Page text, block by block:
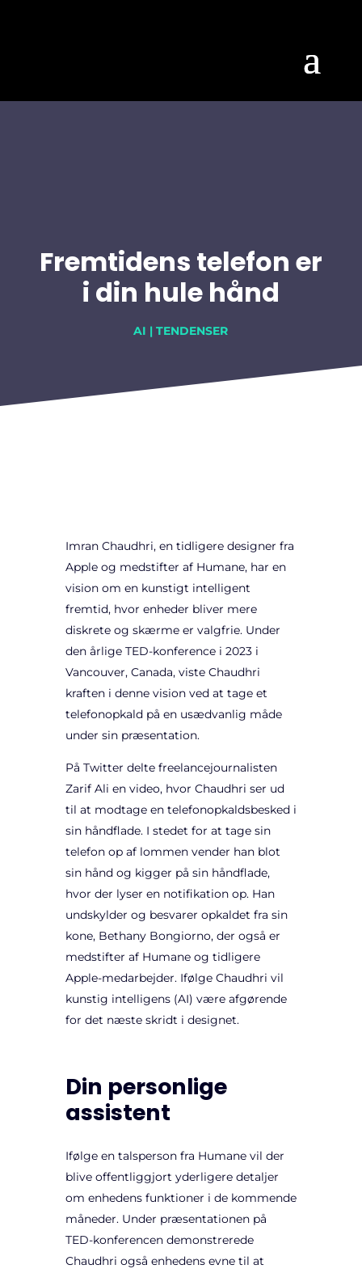
Fremtidens telefon er
i din hule hånd
AI |TENDENSER
Imran Chaudhri, en tidligere designer fra
Apple og medstifter af Humane, har en
vision om en kunstigt intelligent
fremtid, hvor enheder bliver mere
diskrete og skærme er valgfrie. Under
den årlige TED-konference i 2023 i
Vancouver, Canada, viste Chaudhri
kraften i denne vision ved at tage et
telefonopkald på en usædvanlig måde
under sin præsentation.
På Twitter delte freelancejournalisten
Zarif Ali en video, hvor Chaudhri ser ud
til at modtage en telefonopkaldsbesked i
sin håndflade. I stedet for at tage sin
telefon op af lommen vender han blot
sin hånd og kigger på sin håndflade,
hvor der lyser en notifikation op. Han
undskylder og besvarer opkaldet fra sin
kone, Bethany Bongiorno, der også er
medstifter af Humane og tidligere
Apple-medarbejder. Ifølge Chaudhri vil
kunstig intelligens (AI) være afgørende
for det næste skridt i designet.
Din personlige
assistent
Ifølge en talsperson fra Humane vil der
blive offentliggjort yderligere detaljer
om enhedens funktioner i de kommende
måneder. Under præsentationen på
TED-konferencen demonstrerede
Chaudhri også enhedens evne til at